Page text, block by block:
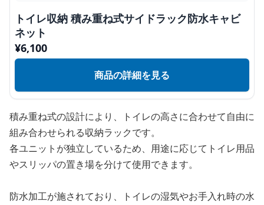
トイレ収納 積み重ね式サイドラック防水キャビ
ネット
¥6,100
商品の詳細を見る
積み重ね式の設計により、トイレの高さに合わせて自由に
組み合わせられる収納ラックです。
各ユニットが独立しているため、用途に応じてトイレ用品
やスリッパの置き場を分けて使用できます。
防水加工が施されており、トイレの湿気やお手入れ時の水